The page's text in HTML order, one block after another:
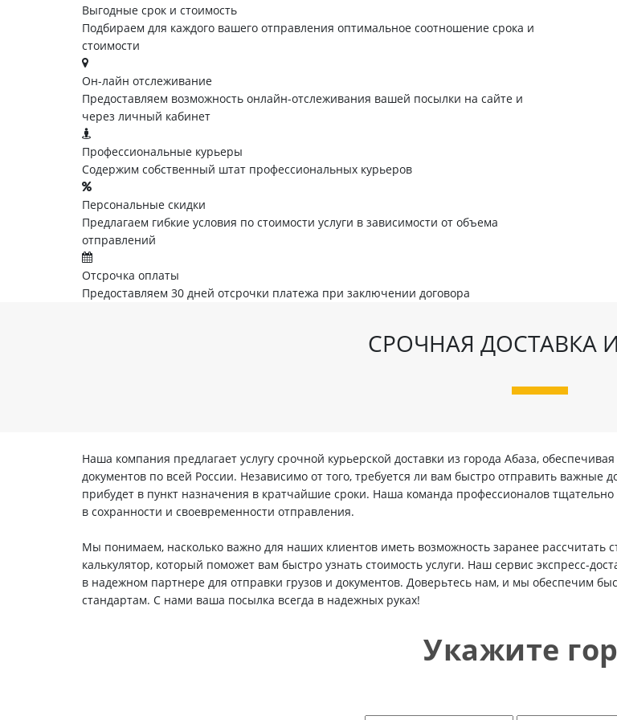
Выгодные срок и стоимость
Подбираем для каждого вашего отправления оптимальное соотношение срока и
стоимости
Он-лайн отслеживание
Предоставляем возможность онлайн-отслеживания вашей посылки на сайте и
через личный кабинет
Профессиональные курьеры
Содержим собственный штат профессиональных курьеров
Персональные скидки
Предлагаем гибкие условия по стоимости услуги в зависимости от объема
отправлений
Отсрочка оплаты
Предоставляем 30 дней отсрочки платежа при заключении договора
СРОЧНАЯ ДОСТАВКА
Наша компания предлагает услугу срочной курьерской доставки из города Абаза,
документов по всей России. Независимо от того, требуется ли вам быстро отправить
прибудет в пункт назначения в кратчайшие сроки. Наша команда профессионалов
в сохранности и своевременности отправления.
Мы понимаем, насколько важно для наших клиентов иметь возможность заранее рассчитать
калькулятор, который поможет вам быстро узнать стоимость услуги. Наш сервис экспресс-
в надежном партнере для отправки грузов и документов. Доверьтесь нам, и мы обеспечим
стандартам. С нами ваша посылка всегда в надежных руках!
Укажите